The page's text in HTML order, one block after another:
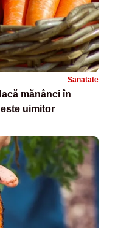
Sanatate
mănânci în
uimitor